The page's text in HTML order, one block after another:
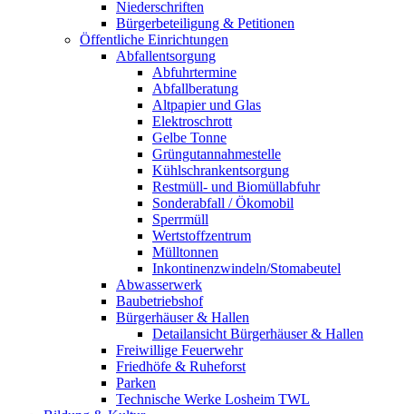
Niederschriften
Bürgerbeteiligung & Petitionen
Öffentliche Einrichtungen
Abfallentsorgung
Abfuhrtermine
Abfallberatung
Altpapier und Glas
Elektroschrott
Gelbe Tonne
Grüngutannahmestelle
Kühlschrankentsorgung
Restmüll- und Biomüllabfuhr
Sonderabfall / Ökomobil
Sperrmüll
Wertstoffzentrum
Mülltonnen
Inkontinenzwindeln/Stomabeutel
Abwasserwerk
Baubetriebshof
Bürgerhäuser & Hallen
Detailansicht Bürgerhäuser & Hallen
Freiwillige Feuerwehr
Friedhöfe & Ruheforst
Parken
Technische Werke Losheim TWL